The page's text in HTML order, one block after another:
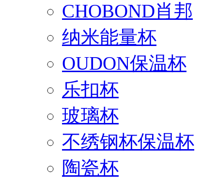
CHOBOND肖邦
纳米能量杯
OUDON保温杯
乐扣杯
玻璃杯
不绣钢杯保温杯
陶瓷杯